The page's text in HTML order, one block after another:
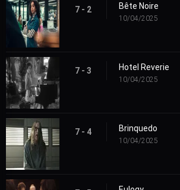
7 - 2 Bête Noire
10/04/2025
7 - 3 Hotel Reverie
10/04/2025
7 - 4 Brinquedo
10/04/2025